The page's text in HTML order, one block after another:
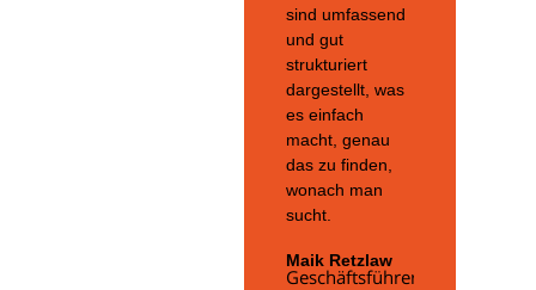
sind umfassend
und gut
strukturiert
dargestellt, was
es einfach
macht, genau
das zu finden,
wonach man
sucht.
Maik Retzlaw
Geschäftsführer